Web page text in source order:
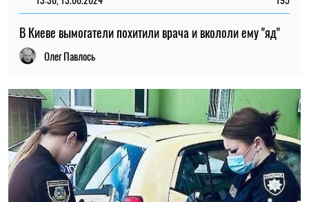
В Киеве вымогатели похитили врача и вкололи ему "яд"
Олег Павлось